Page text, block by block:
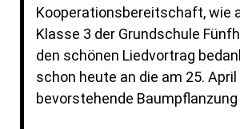
Kooperationsbereitschaft, wie
Klasse 3 der Grundschule
den schönen Liedvortrag
schon heute an die am 25. April
bevorstehende